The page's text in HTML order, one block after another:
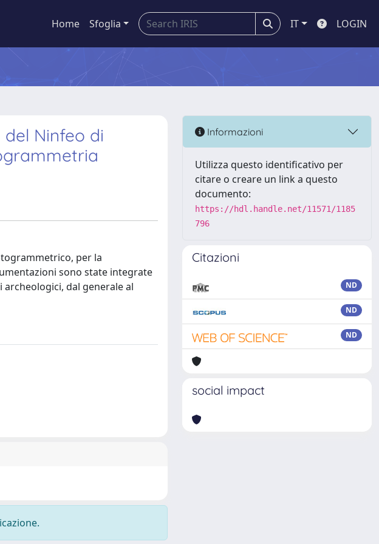
Home Sfoglia IT LOGIN
Ninfeo di
per la
sono state integrate
dal generale al
Informazioni
Utilizza questo identificativo per
citare o creare un link a questo
documento:
https://hdl.handle.net/11571/1185
796
Citazioni
ND
ND
ND
social impact